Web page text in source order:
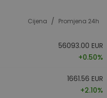
Cijena / Promjena 24h
56093.00 EUR
+0.50%
1661.56 EUR
+2.10%